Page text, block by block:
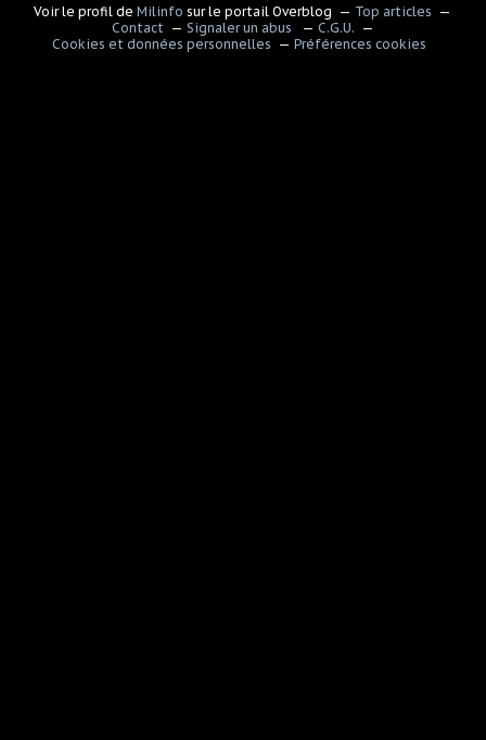
Voir le profil deMilinfo sur le portail Overblog
Top articles
Contact
Signaler un abus
C.G.U.
Cookies et données personnelles
Préférences cookies